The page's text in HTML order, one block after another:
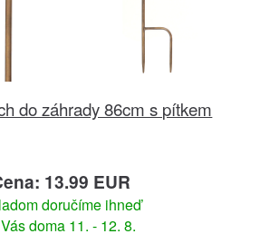
do záhrady 86cm s pítkem
13.99 EUR
doručíme ihneď
doma 11. - 12. 8.